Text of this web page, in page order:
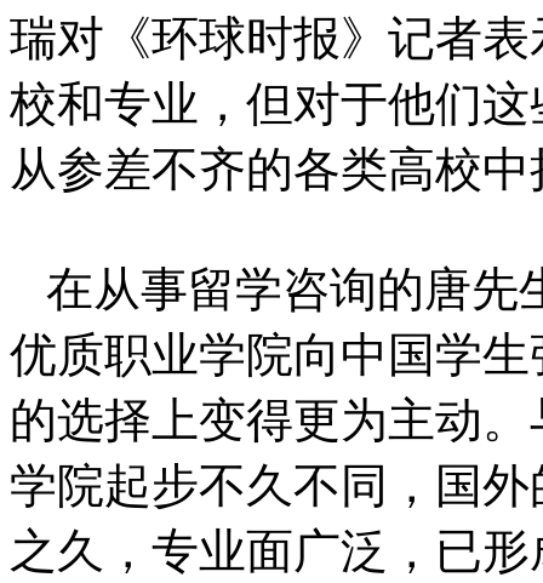
瑞对《环球时报》记者
校和专业，但对于他们
从参差不齐的各类高校
在从事留学咨询的唐先
优质职业学院向中国学
的选择上变得更为主动
学院起步不久不同，国
之久，专业面广泛，已